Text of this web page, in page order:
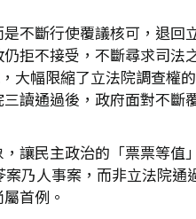
不斷行使覆議核可，退
拒不接受，不斷尋求司
大幅限縮了立法院調查權
讀通過後，政府面對不
讓民主政治的「票票等
乃人事案，而非立法院
首例。